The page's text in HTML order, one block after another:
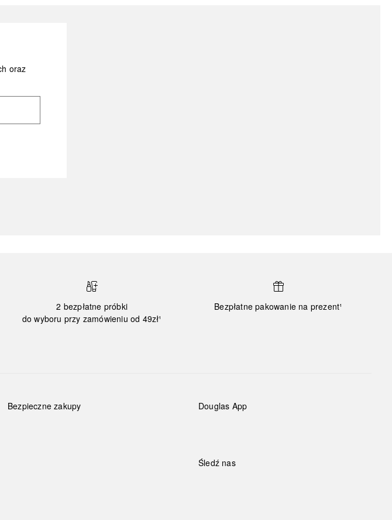
oraz
2 bezpłatne próbki
do wyboru przy zamówieniu od 49zł¹
Bezpłatne pakowanie na prezent¹
Bezpieczne zakupy Douglas App
Śledź nas